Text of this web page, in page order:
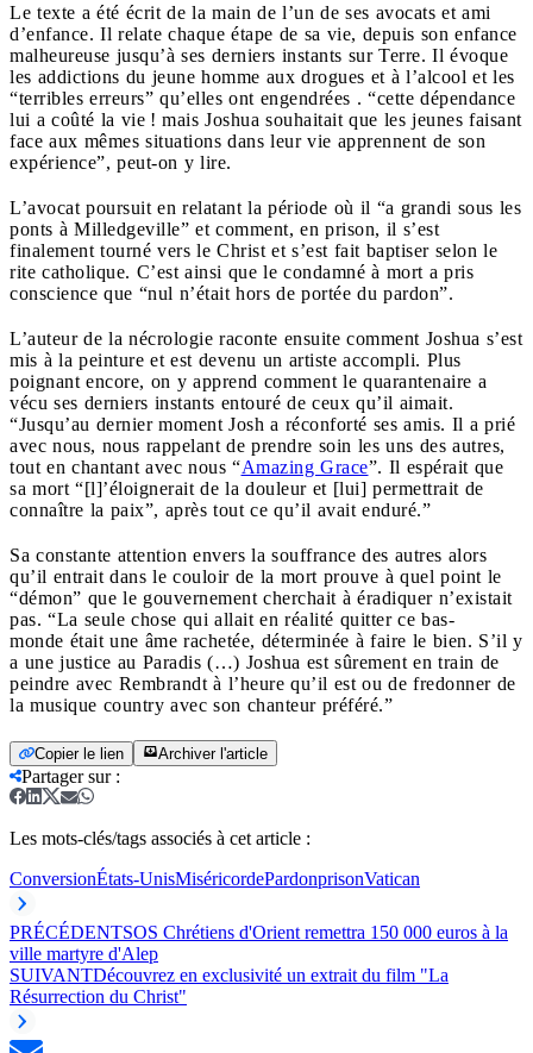
Le texte a été écrit de la main de l’un de ses avocats et ami
d’enfance. Il relate chaque étape de sa vie, depuis son enfance
malheureuse jusqu’à ses derniers instants sur Terre. Il évoque
les addictions du jeune homme aux drogues et à l’alcool et les
“terribles erreurs” qu’elles ont engendrées . “cette dépendance
lui a coûté la vie ! mais Joshua souhaitait que les jeunes faisant
face aux mêmes situations dans leur vie apprennent de son
expérience”, peut-on y lire.
L’avocat poursuit en relatant la période où il “a grandi sous les
ponts à Milledgeville” et comment, en prison, il s’est
finalement tourné vers le Christ et s’est fait baptiser selon le
rite catholique. C’est ainsi que le condamné à mort a pris
conscience que “nul n’était hors de portée du pardon”.
L’auteur de la nécrologie raconte ensuite comment Joshua s’est
mis à la peinture et est devenu un artiste accompli. Plus
poignant encore, on y apprend comment le quarantenaire a
vécu ses derniers instants entouré de ceux qu’il aimait.
“Jusqu’au dernier moment Josh a réconforté ses amis. Il a prié
avec nous, nous rappelant de prendre soin les uns des autres,
tout en chantant avec nous “Amazing Grace”. Il espérait que
sa mort “[l]’éloignerait de la douleur et [lui] permettrait de
connaître la paix”, après tout ce qu’il avait enduré.”
Sa constante attention envers la souffrance des autres alors
qu’il entrait dans le couloir de la mort prouve à quel point le
“démon” que le gouvernement cherchait à éradiquer n’existait
pas. “La seule chose qui allait en réalité quitter ce bas-
monde était une âme rachetée, déterminée à faire le bien. S’il y
a une justice au Paradis (…) Joshua est sûrement en train de
peindre avec Rembrandt à l’heure qu’il est ou de fredonner de
la musique country avec son chanteur préféré.”
Copier le lien Archiver l'article
Partager sur:
Les mots-clés/tags associés à cet article :
ConversionÉtats-UnisMiséricordePardonprisonVatican
PRÉCÉDENTSOS Chrétiens d'Orient remettra 150 000 euros à la
ville martyre d'Alep
SUIVANTDécouvrez en exclusivité un extrait du film "La
Résurrection du Christ"